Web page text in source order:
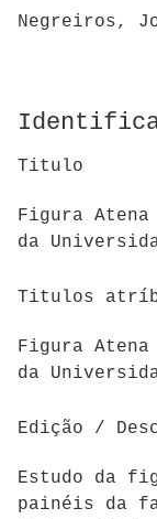
Negreiros,
Titulo
Figura
da
Titulos
Figura
da
Edição /
Estudo da
painéis da